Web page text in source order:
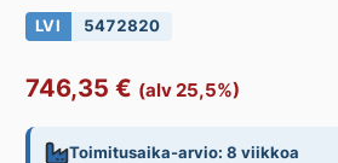
LVI 5472820
746,35 € (alv 25,5%)
Toimitusaika-arvio: 8 viikkoa